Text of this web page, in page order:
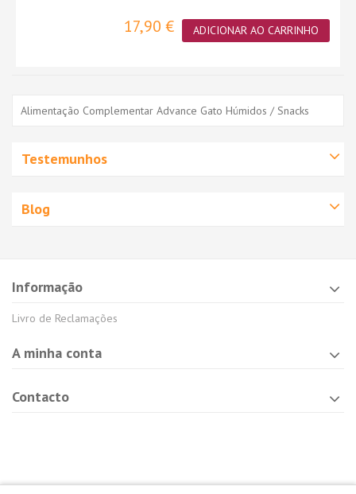
17,90 € ADICIONAR AO CARRINHO
Alimentação Complementar Advance Gato Húmidos / Snacks
Testemunhos
Blog
Informação
Livro de Reclamações
A minha conta
Contacto